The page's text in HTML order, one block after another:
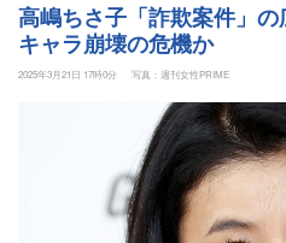
高嶋ちさ子「詐欺案件」
キャラ崩壊の危機か
2025年3月21日 17時0分
写真：週刊女性PRIME